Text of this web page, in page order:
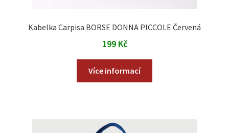
Kabelka Carpisa BORSE DONNA PICCOLE Červená
199 Kč
Více informací